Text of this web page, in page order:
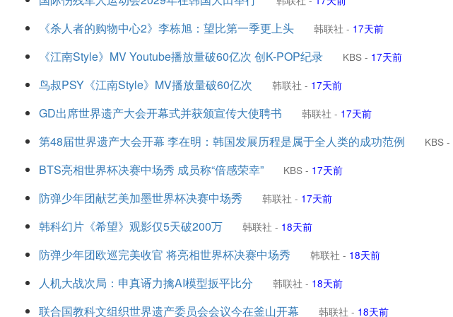
《杀人者的购物中心2》李栋旭：望比第一季更上头 韩联社 - 17天前
《江南Style》MV Youtube播放量破60亿次 创K-POP纪录 KBS - 17天前
鸟叔PSY《江南Style》MV播放量破60亿次 韩联社 - 17天前
GD出席世界遗产大会开幕式并获颁宣传大使聘书 韩联社 - 17天前
第48届世界遗产大会开幕 李在明：韩国发展历程是属于全人类的成功范例 KBS -
BTS亮相世界杯决赛中场秀 成员称“倍感荣幸” KBS - 17天前
防弹少年团献艺美加墨世界杯决赛中场秀 韩联社 - 17天前
韩科幻片《希望》观影仅5天破200万 韩联社 - 18天前
防弹少年团欧巡完美收官 将亮相世界杯决赛中场秀 韩联社 - 18天前
人机大战次局：申真谞力擒AI模型扳平比分 韩联社 - 18天前
联合国教科文组织世界遗产委员会会议今在釜山开幕 韩联社 - 18天前